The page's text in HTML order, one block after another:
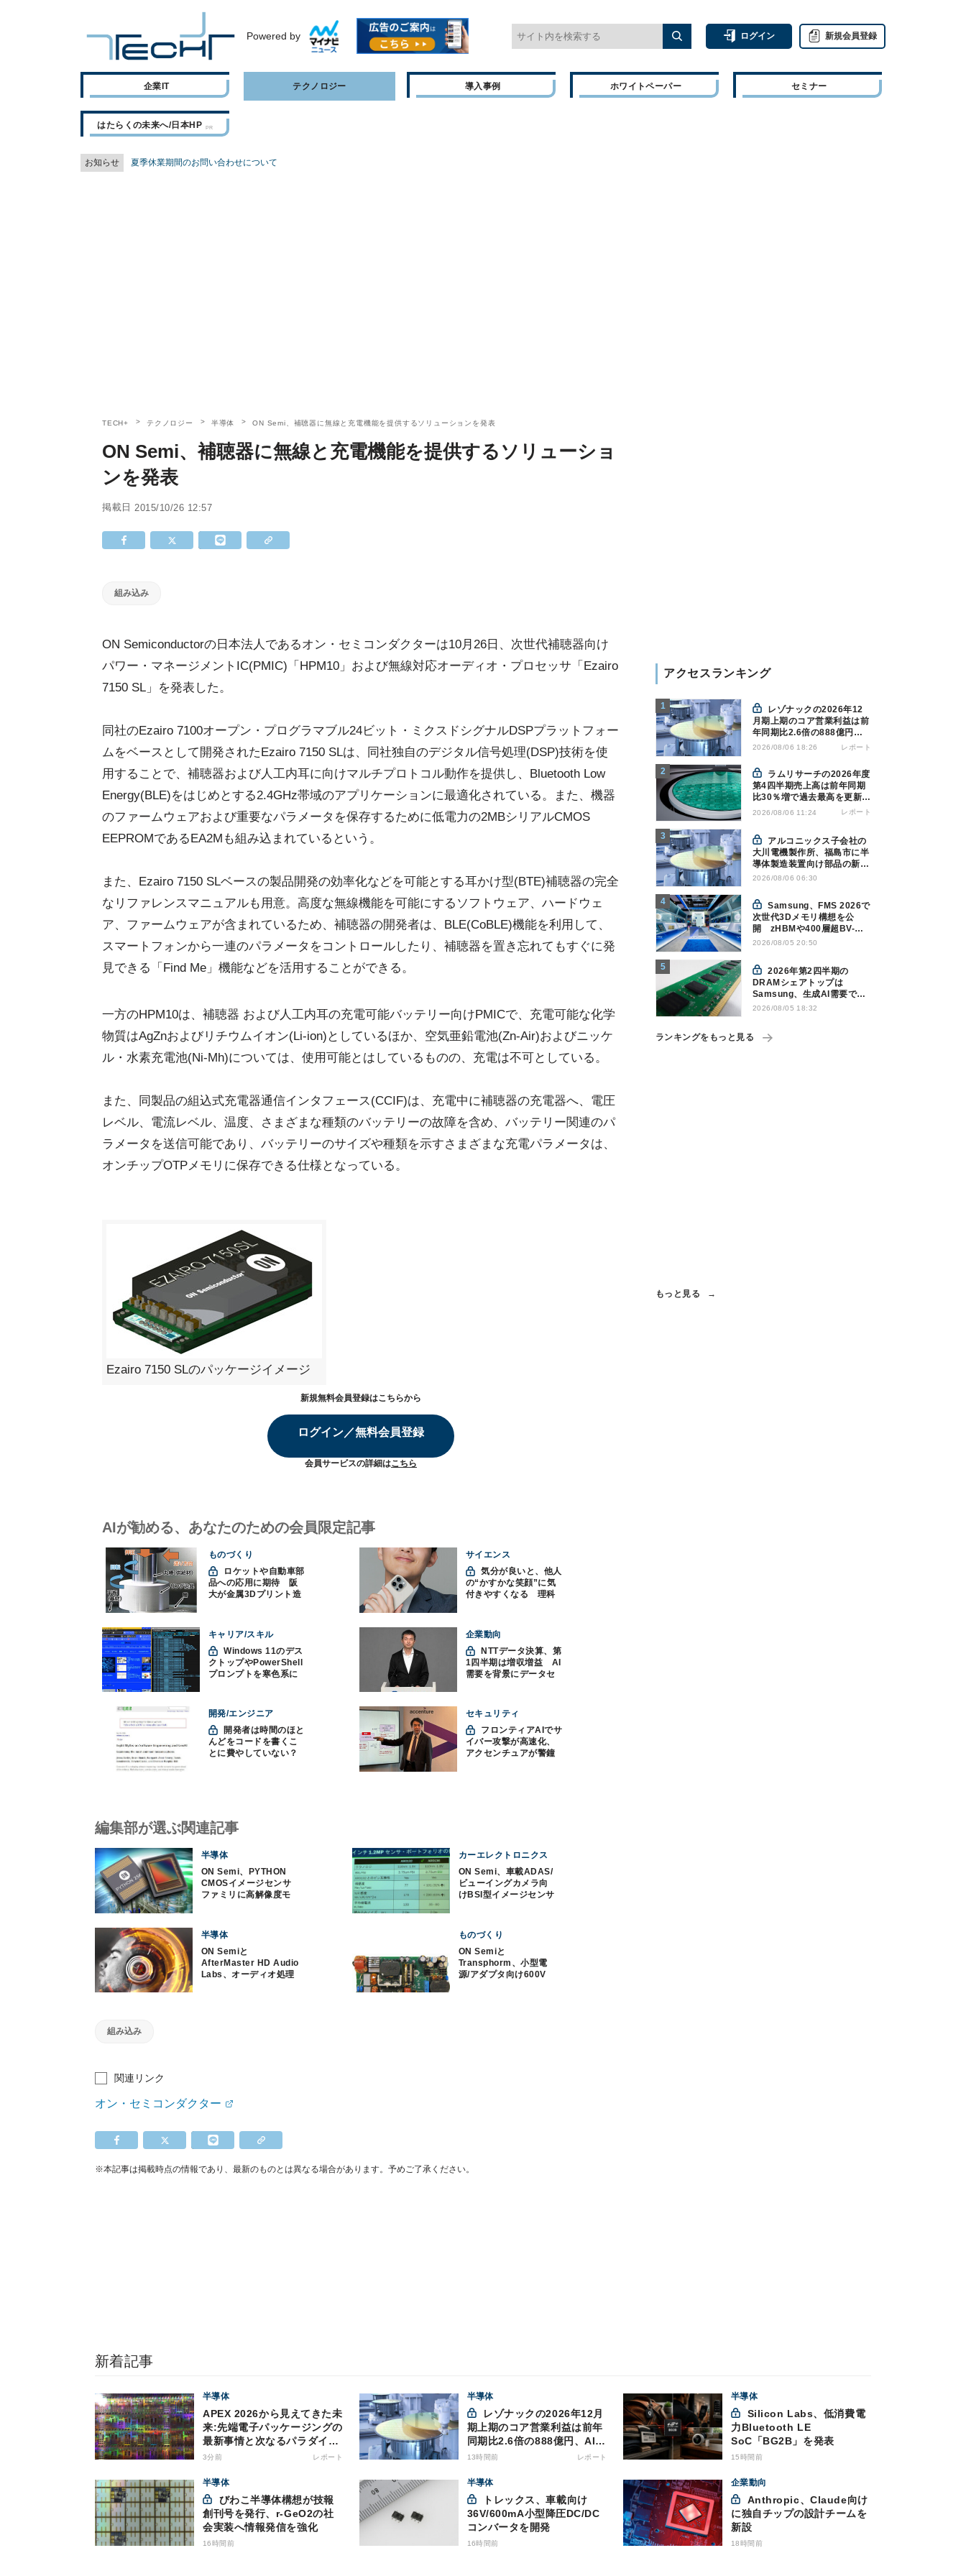
Powered by ログイン 新規会員登録
企業IT テクノロジー 導入事例 ホワイトペーパー セミナー
はたらくの未来へ/日本HP
お知らせ 夏季休業期間のお問い合わせについて
TECH+ テクノロジー 半導体 ON Semi、補聴器に無線と充電機能を提供するソリューションを発表
ON Semi、補聴器に無線と充電機能を提供するソリューショ
ンを発表
掲載日 2015/10/26 12:57
組み込み
ON Semiconductorの日本法人であるオン・セミコンダクターは10月26日、次世代補聴器向け
パワー・マネージメントIC(PMIC)「HPM10」および無線対応オーディオ・プロセッサ「Ezairo
7150 SL」を発表した。
同社のEzairo 7100オープン・プログラマブル24ビット・ミクスドシグナルDSPプラットフォー
ムをベースとして開発されたEzairo 7150 SLは、同社独自のデジタル信号処理(DSP)技術を使
用することで、補聴器および人工内耳に向けマルチプロトコル動作を提供し、Bluetooth Low
Energy(BLE)をはじめとする2.4GHz帯域のアプリケーションに最適化されている。また、機器
のファームウェアおよび重要なパラメータを保存するために低電力の2MBシリアルCMOS
EEPROMであるEA2Mも組み込まれているという。
また、Ezairo 7150 SLベースの製品開発の効率化などを可能とする耳かけ型(BTE)補聴器の完全
なリファレンスマニュアルも用意。高度な無線機能を可能にするソフトウェア、ハードウェ
ア、ファームウェアが含まれているため、補聴器の開発者は、BLE(CoBLE)機能を利用して、
スマートフォンから一連のパラメータをコントロールしたり、補聴器を置き忘れてもすぐに発
見できる「Find Me」機能などを活用することができる。
一方のHPM10は、補聴器 および人工内耳の充電可能バッテリー向けPMICで、充電可能な化学
物質はAgZnおよびリチウムイオン(Li-ion)としているほか、空気亜鉛電池(Zn-Air)およびニッケ
ル・水素充電池(Ni-Mh)については、使用可能とはしているものの、充電は不可としている。
また、同製品の組込式充電器通信インタフェース(CCIF)は、充電中に補聴器の充電器へ、電圧
レベル、電流レベル、温度、さまざまな種類のバッテリーの故障を含め、バッテリー関連のパ
ラメータを送信可能であり、バッテリーのサイズや種類を示すさまざまな充電パラメータは、
オンチップOTPメモリに保存できる仕様となっている。
Ezairo 7150 SLのパッケージイメージ
新規無料会員登録はこちらから
ログイン／無料会員登録
会員サービスの詳細はこちら
AIが勧める、あなたのための会員限定記事
ものづくり
品への応用に期待 阪
大が金属3Dプリント造
サイエンス
気分が良いと、他人
の“かすかな笑顔”に気
付きやすくなる 理科
キャリア/スキル
Windows 11のデス
クトップやPowerShell
プロンプトを寒色系に
企業動向
NTTデータ決算、第
1四半期は増収増益 AI
需要を背景にデータセ
開発/エンジニア
んどをコードを書くこ
とに費やしていない？
セキュリティ
イバー攻撃が高速化、
アクセンチュアが警鐘
アクセスランキング
月期上期のコア営業利益は前
年同期比2.6倍の888億円、
AI向け半導体材料が好調
2026/08/06 18:26 レポート
第4四半期売上高は前年同期
比30％増で過去最高を更新、
NAND関連が好調
2026/08/06 11:24 レポート
大川電機製作所、福島市に半
導体製造装置向け部品の新工
場建設を決定
2026/08/06 06:30
Samsung、FMS 2026で
次世代3Dメモリ構想を公
開 zHBMや400層超BV-
NANDを披露
2026/08/05 20:50
2026年第2四半期の
DRAMシェアトップは
Samsung、生成AI需要で競
争構図に変化
2026/08/05 18:32
ランキングをもっと見る
もっと見る
編集部が選ぶ関連記事
半導体
ON Semi、PYTHON
CMOSイメージセンサ
ファミリに高解像度モ
カーエレクトロニクス
ON Semi、車載ADAS/
ビューイングカメラ向
けBSI型イメージセンサ
半導体
ON Semiと
AfterMaster HD Audio
Labs、オーディオ処理
ものづくり
ON Semiと
Transphorm、小型電
源/アダプタ向け600V
組み込み
関連リンク
オン・セミコンダクター
※本記事は掲載時点の情報であり、最新のものとは異なる場合があります。予めご了承ください。
新着記事
半導体
APEX 2026から見えてきた未
来:先端電子パッケージングの
最新事情と次なるパラダイム
シフト
3分前 レポート
半導体
期上期のコア営業利益は前年
同期比2.6倍の888億円、AI向
け半導体材料が好調
13時間前 レポート
半導体
力Bluetooth LE
SoC「BG2B」を発表
15時間前
半導体
創刊号を発行、r-GeO2の社
会実装へ情報発信を強化
16時間前
半導体
36V/600mA小型降圧DC/DC
コンバータを開発
16時間前
企業動向
に独自チップの設計チームを
新設
18時間前